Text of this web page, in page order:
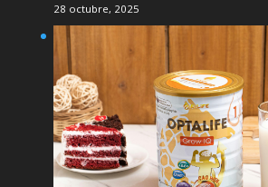
28 octubre, 2025